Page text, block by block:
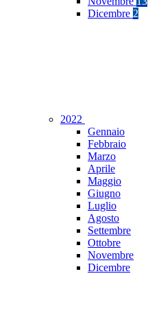
Dicembre 2
2022
Gennaio
Febbraio
Marzo
Aprile
Maggio
Giugno
Luglio
Agosto
Settembre
Ottobre
Novembre
Dicembre